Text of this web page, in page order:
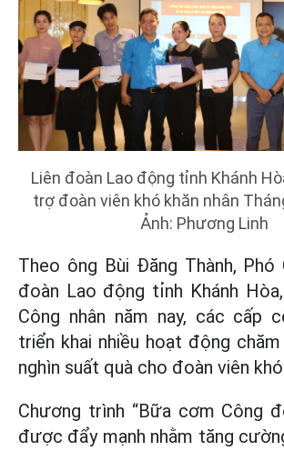
Liên đoàn Lao động tỉnh Khánh
trợ đoàn viên khó khăn nhân
Ảnh: Phương Linh
Theo ông Bùi Đăng Thành, Phó
đoàn Lao động tỉnh Khánh
Công nhân năm nay, các cấp
triển khai nhiều hoạt động
nghìn suất quà cho đoàn viên
Chương trình “Bữa cơm Công
được đẩy mạnh nhằm tăng